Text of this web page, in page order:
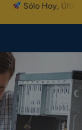
Hoy, Último